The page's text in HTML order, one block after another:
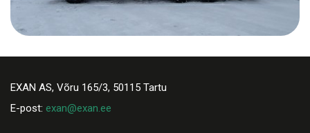
EXAN AS, Võru 165/3, 50115 Tartu
E-post: exan@exan.ee